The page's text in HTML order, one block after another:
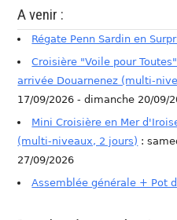
A venir :
Régate Penn Sardin en
Croisière "Voile pour
arrivée Douarnenez (multi-
17/09/2026 - dimanche 20/09/
Mini Croisière en Mer
(multi-niveaux, 2 jours) :
27/09/2026
Assemblée générale + Pot